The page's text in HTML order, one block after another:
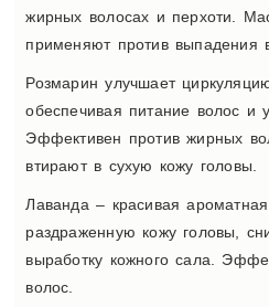
жирных волосах и перхоти.
применяют против выпадения
Розмарин улучшает
обеспечивая питание волос и
Эффективен против жирных
втирают в сухую кожу головы.
Лаванда – красивая
раздраженную кожу головы,
выработку кожного сала.
волос.